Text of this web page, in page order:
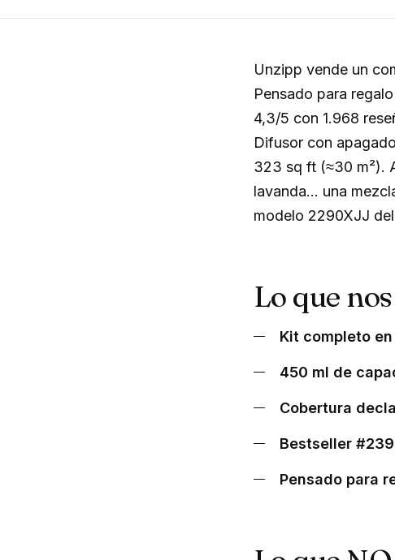
Unzipp vende un
Pensado para
4,3/5 con 1.968
Difusor con
323 sq ft (≈30 m²).
lavanda… una
modelo 2290XJJ
Lo que
Kit completo
450 ml de
Cobertura
Bestseller
Pensado para